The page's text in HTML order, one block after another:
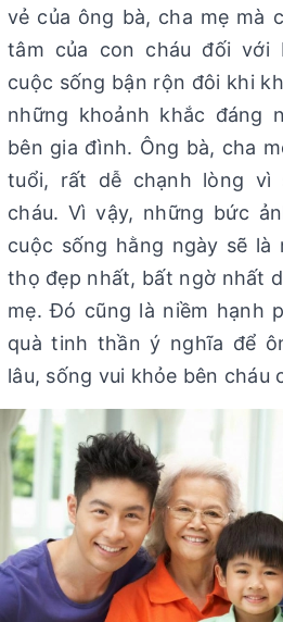
vẻ của ông bà, cha mẹ mà
tâm của con cháu đối với
cuộc sống bận rộn đôi khi
những khoảnh khắc đáng
bên gia đình. Ông bà, cha
tuổi, rất dễ chạnh lòng vì
cháu. Vì vậy, những bức
cuộc sống hằng ngày sẽ là
thọ đẹp nhất, bất ngờ nhất
mẹ. Đó cũng là niềm hạnh
quà tinh thần ý nghĩa để
lâu, sống vui khỏe bên cháu